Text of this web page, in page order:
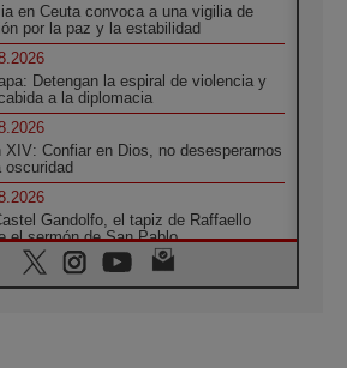
en Ceuta convoca a una vigilia de
por la paz y la estabilidad
Detengan la espiral de violencia y
a la diplomacia
XIV: Confiar en Dios, no desesperarnos
oscuridad
Gandolfo, el tapiz de Raffaello
el sermón de San Pablo
«la paz no se compra con una